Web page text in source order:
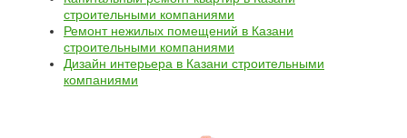
строительными компаниями
Ремонт нежилых помещений в Казани
строительными компаниями
Дизайн интерьера в Казани строительными
компаниями